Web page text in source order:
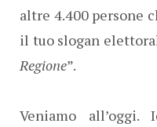
altre 4.400 persone
il tuo slogan
Regione”.
Veniamo